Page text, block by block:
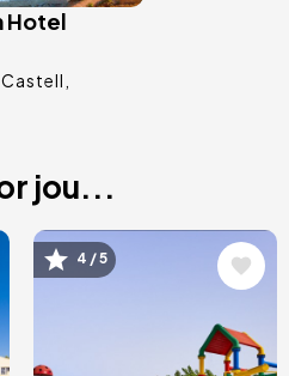
Hotel
jou...
Afbeelding
4 / 5